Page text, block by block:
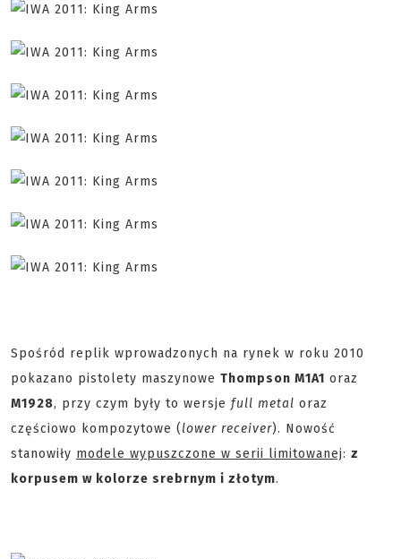
Spośród replik wprowadzonych na rynek w roku 2010
pokazano pistolety maszynowe Thompson M1A1 oraz
M1928, przy czym były to wersje full metal oraz
częściowo kompozytowe (lower receiver). Nowość
stanowiły modele wypuszczone w serii limitowanej: z
korpusem w kolorze srebrnym i złotym.